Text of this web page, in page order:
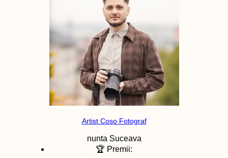
Artist Coso Fotograf
nunta Suceava
🏆 Premii: